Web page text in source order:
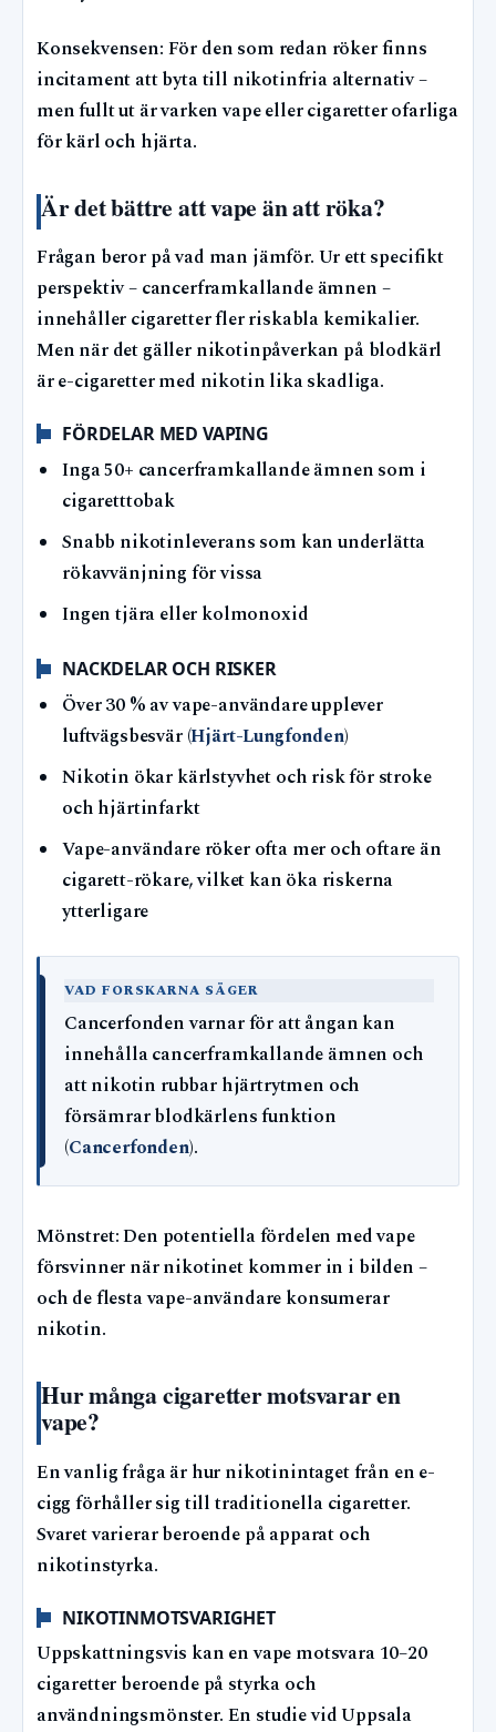
Konsekvensen: För den som redan röker finns
incitament att byta till nikotinfria alternativ –
men fullt ut är varken vape eller cigaretter ofarliga
för kärl och hjärta.
Är det bättre att vape än att röka?
Frågan beror på vad man jämför. Ur ett specifikt
perspektiv – cancerframkallande ämnen –
innehåller cigaretter fler riskabla kemikalier.
Men när det gäller nikotinpåverkan på blodkärl
är e-cigaretter med nikotin lika skadliga.
FÖRDELAR MED VAPING
Inga 50+ cancerframkallande ämnen som i
cigaretttobak
Snabb nikotinleverans som kan underlätta
rökavvänjning för vissa
Ingen tjära eller kolmonoxid
NACKDELAR OCH RISKER
Över 30 % av vape-användare upplever
luftvägsbesvär (Hjärt-Lungfonden)
Nikotin ökar kärlstyvhet och risk för stroke
och hjärtinfarkt
Vape-användare röker ofta mer och oftare än
cigarett-rökare, vilket kan öka riskerna
ytterligare
VAD FORSKARNA SÄGER
Cancerfonden varnar för att ångan kan
innehålla cancerframkallande ämnen och
att nikotin rubbar hjärtrytmen och
försämrar blodkärlens funktion
(Cancerfonden).
Mönstret: Den potentiella fördelen med vape
försvinner när nikotinet kommer in i bilden –
och de flesta vape-användare konsumerar
nikotin.
Hur många cigaretter motsvarar en
vape?
En vanlig fråga är hur nikotinintaget från en e-
cigg förhåller sig till traditionella cigaretter.
Svaret varierar beroende på apparat och
nikotinstyrka.
NIKOTINMOTSVARIGHET
Uppskattningsvis kan en vape motsvara 10–20
cigaretter beroende på styrka och
användningsmönster. En studie vid Uppsala